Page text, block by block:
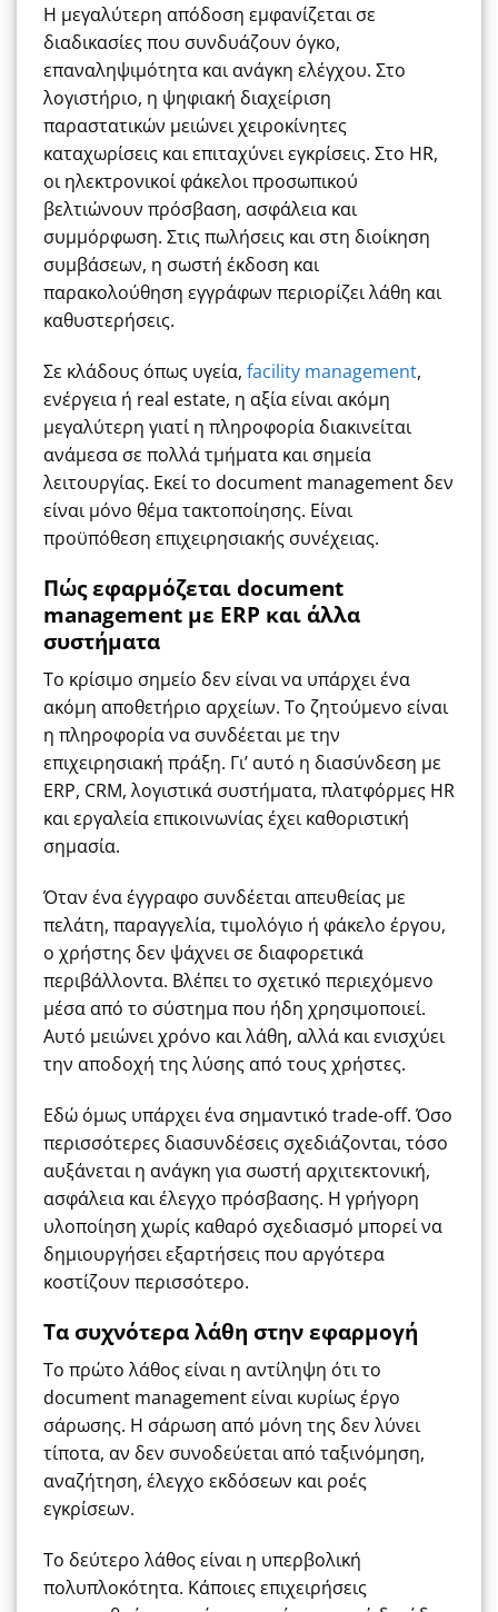
Η μεγαλύτερη απόδοση εμφανίζεται σε
διαδικασίες που συνδυάζουν όγκο,
επαναληψιμότητα και ανάγκη ελέγχου. Στο
λογιστήριο, η ψηφιακή διαχείριση
παραστατικών μειώνει χειροκίνητες
καταχωρίσεις και επιταχύνει εγκρίσεις. Στο HR,
οι ηλεκτρονικοί φάκελοι προσωπικού
βελτιώνουν πρόσβαση, ασφάλεια και
συμμόρφωση. Στις πωλήσεις και στη διοίκηση
συμβάσεων, η σωστή έκδοση και
παρακολούθηση εγγράφων περιορίζει λάθη και
καθυστερήσεις.
Σε κλάδους όπως υγεία, facility management,
ενέργεια ή real estate, η αξία είναι ακόμη
μεγαλύτερη γιατί η πληροφορία διακινείται
ανάμεσα σε πολλά τμήματα και σημεία
λειτουργίας. Εκεί το document management δεν
είναι μόνο θέμα τακτοποίησης. Είναι
προϋπόθεση επιχειρησιακής συνέχειας.
Πώς εφαρμόζεται document
management με ERP και άλλα
συστήματα
Το κρίσιμο σημείο δεν είναι να υπάρχει ένα
ακόμη αποθετήριο αρχείων. Το ζητούμενο είναι
η πληροφορία να συνδέεται με την
επιχειρησιακή πράξη. Γι’ αυτό η διασύνδεση με
ERP, CRM, λογιστικά συστήματα, πλατφόρμες HR
και εργαλεία επικοινωνίας έχει καθοριστική
σημασία.
Όταν ένα έγγραφο συνδέεται απευθείας με
πελάτη, παραγγελία, τιμολόγιο ή φάκελο έργου,
ο χρήστης δεν ψάχνει σε διαφορετικά
περιβάλλοντα. Βλέπει το σχετικό περιεχόμενο
μέσα από το σύστημα που ήδη χρησιμοποιεί.
Αυτό μειώνει χρόνο και λάθη, αλλά και ενισχύει
την αποδοχή της λύσης από τους χρήστες.
Εδώ όμως υπάρχει ένα σημαντικό trade-off. Όσο
περισσότερες διασυνδέσεις σχεδιάζονται, τόσο
αυξάνεται η ανάγκη για σωστή αρχιτεκτονική,
ασφάλεια και έλεγχο πρόσβασης. Η γρήγορη
υλοποίηση χωρίς καθαρό σχεδιασμό μπορεί να
δημιουργήσει εξαρτήσεις που αργότερα
κοστίζουν περισσότερο.
Τα συχνότερα λάθη στην εφαρμογή
Το πρώτο λάθος είναι η αντίληψη ότι το
document management είναι κυρίως έργο
σάρωσης. Η σάρωση από μόνη της δεν λύνει
τίποτα, αν δεν συνοδεύεται από ταξινόμηση,
αναζήτηση, έλεγχο εκδόσεων και ροές
εγκρίσεων.
Το δεύτερο λάθος είναι η υπερβολική
πολυπλοκότητα. Κάποιες επιχειρήσεις